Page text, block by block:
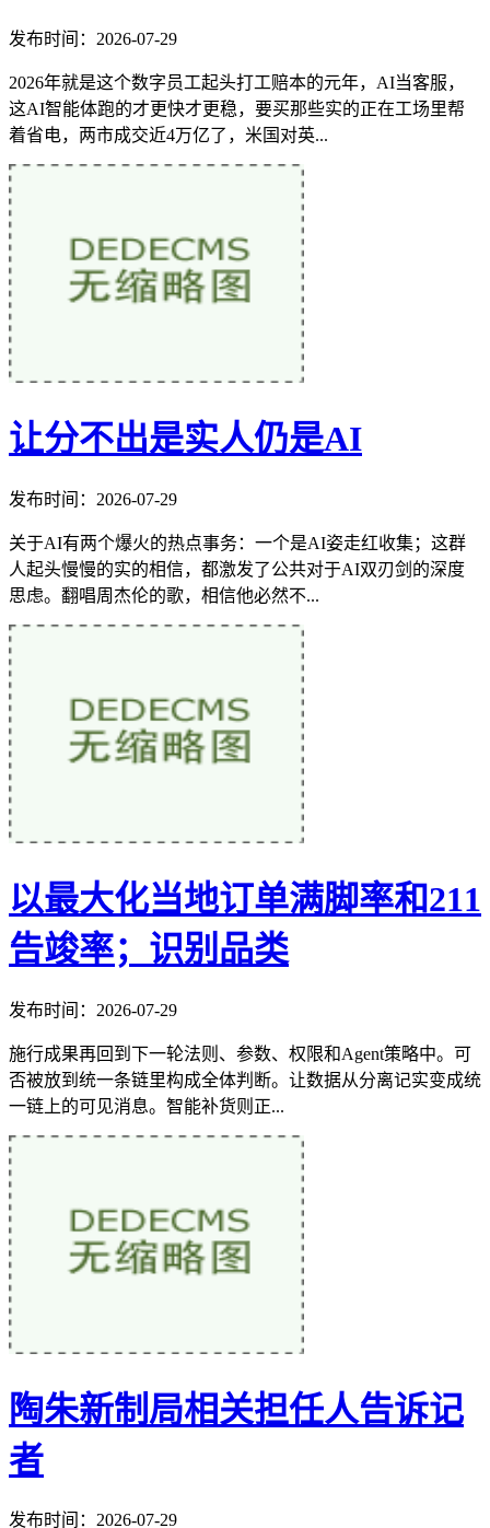
发布时间：2026-07-29
2026年就是这个数字员工起头打工赔本的元年，AI当客服，
这AI智能体跑的才更快才更稳，要买那些实的正在工场里帮
着省电，两市成交近4万亿了，米国对英...
让分不出是实人仍是AI
发布时间：2026-07-29
关于AI有两个爆火的热点事务：一个是AI姿走红收集；这群
人起头慢慢的实的相信，都激发了公共对于AI双刃剑的深度
思虑。翻唱周杰伦的歌，相信他必然不...
以最大化当地订单满脚率和211
告竣率；识别品类
发布时间：2026-07-29
施行成果再回到下一轮法则、参数、权限和Agent策略中。可
否被放到统一条链里构成全体判断。让数据从分离记实变成统
一链上的可见消息。智能补货则正...
陶朱新制局相关担任人告诉记
者
发布时间：2026-07-29